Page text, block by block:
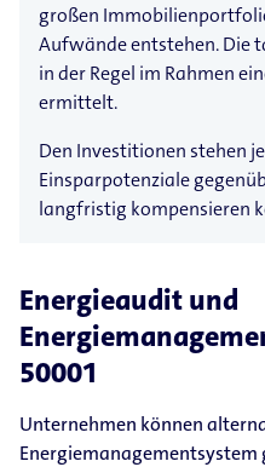
großen
Aufwände entstehen. Die
in der Regel im Rahmen
ermittelt.
Den Investitionen stehen
Einsparpotenziale
langfristig kompensieren
Energieaudit und
50001
Unternehmen können
Energiemanagementsystem